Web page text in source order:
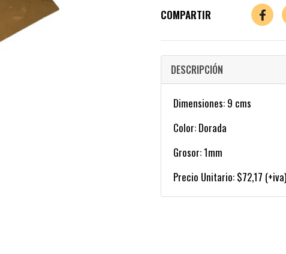
COMPARTIR
DESCRIPCIÓN
Dimensiones: 9 cms
Color: Dorada
Grosor: 1mm
Precio Unitario: $72,17 (+iva)